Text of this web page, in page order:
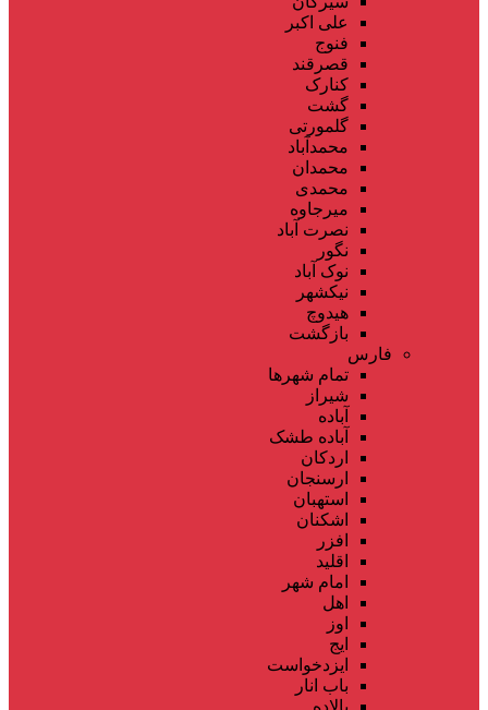
علی اکبر
فنوج
قصرقند
کنارک
گشت
گلمورتی
محمدآباد
محمدان
محمدی
میرجاوه
نصرت آباد
نگور
نوک آباد
نیکشهر
هیدوچ
بازگشت
فارس
تمام شهر‌ها
شیراز
آباده
آباده طشک
اردکان
ارسنجان
استهبان
اشکنان
افزر
اقلید
امام شهر
اهل
اوز
ایج
ایزدخواست
باب انار
بالاده